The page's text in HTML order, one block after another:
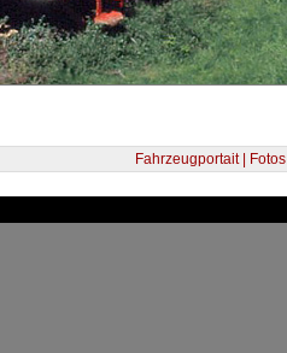
Fahrzeugportait | Fotos